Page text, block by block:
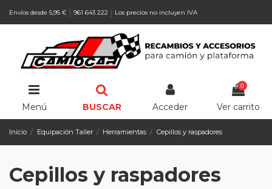
Envíos desde 5,95 € 961 643 222 Los precios no incluyen IVA
Menú BUSCAR Acceder
0
Ver carrito
Inicio Equipación Taller Herramientas Cepillos y raspadores
Cepillos y raspadores